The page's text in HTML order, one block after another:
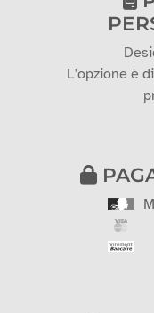
L'opzione è